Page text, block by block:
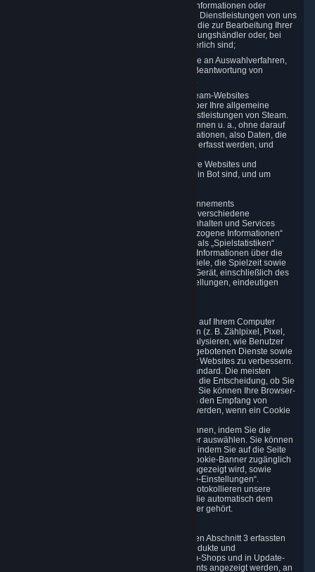
Informationen, die Sie angeben, wenn Sie Informationen oder
Support von uns anfordern oder Inhalte und Dienstleistungen von uns
beziehen, einschließlich der Informationen, die zur Bearbeitung Ihrer
Bestellungen mit dem entsprechenden Zahlungshändler oder, bei
physischen Waren, Versandanbieter erforderlich sind;
Informationen, die Sie uns bei der Teilnahme an Auswahlverfahren,
Wettbewerben und Turnieren oder bei der Beantwortung von
Umfragen angeben, z. B. Ihre Kontaktdaten.
3.4 Ihre Nutzung des Steam-Clients und der Steam-Websites
Wir erfassen eine Vielzahl von Informationen über Ihre allgemeine
Interaktion mit den Websites, Inhalten und Dienstleistungen von Steam.
Personenbezogene Daten, die wir erfassen, können u. a., ohne darauf
beschränkt zu sein, Browser- und Geräteinformationen, also Daten, die
über automatisierte elektronische Interaktionen erfasst werden, und
Ebenso verfolgen wir Ihren Vorgang über unsere Websites und
Anwendungen, um sicherzustellen, dass Sie kein Bot sind, und um
3.5 Ihre Nutzung von Spielen und anderen Abonnements
Für die Bereitstellung von Services müssen wir verschiedene
Informationen über Ihre Aktivitäten in unseren Inhalten und Services
erfassen, speichern und verwenden. „Inhaltsbezogene Informationen“
enthalten Ihre Steam-ID sowie die in der Regel als „Spielstatistiken“
bezeichneten Daten. Spielstatistiken enthalten Informationen über die
Präferenzen Ihrer Spiele, den Fortschritt der Spiele, die Spielzeit sowie
Informationen über das von Ihnen verwendete Gerät, einschließlich des
verwendeten Betriebssystems, der Geräteeinstellungen, eindeutigen
Wir verwenden „Cookies“, d. h. Textdateien, die auf Ihrem Computer
gespeichert werden, und ähnliche Technologien (z. B. Zählpixel, Pixel,
Werbe-Tags und Gerätekennungen), um zu analysieren, wie Benutzer
unsere Dienste nutzen, und um die von uns angebotenen Dienste sowie
die Funktionalität von Marketing, Analysen oder Websites zu verbessern.
Die Verwendung von Cookies ist im Internet Standard. Die meisten
Webbrowser akzeptieren Cookies automatisch, die Entscheidung, ob Sie
Cookies akzeptieren oder nicht, liegt bei Ihnen. Sie können Ihre Browser-
Einstellungen dementsprechend anpassen, um den Empfang von
Cookies zu verhindern oder benachrichtigt zu werden, wenn ein Cookie
Sie können die Verwendung von Cookies ablehnen, indem Sie die
entsprechenden Einstellungen in Ihrem Browser auswählen. Sie können
die Verwendung optionaler Cookies verwalten, indem Sie auf die Seite
„Cookie-Einstellungen“ klicken, die über das Cookie-Banner zugänglich
ist, das beim ersten Besuch unserer Website angezeigt wird, sowie
verfügbare Seite „Cookie-Einstellungen“.
Wenn Sie einen unserer Services besuchen, protokollieren unsere
Server Ihre IP-Adresse. Dies ist eine Nummer, die automatisch dem
Netzwerk zugewiesen wird, zu dem Ihr Computer gehört.
Wir sind berechtigt, die gemäß dem vorliegenden Abschnitt 3 erfassten
Informationen zu verarbeiten, damit Inhalte, Produkte und
Dienstleistungen, die auf den Seiten des Steam-Shops und in Update-
Benachrichtigungen beim Start des Steam-Clients angezeigt werden, an